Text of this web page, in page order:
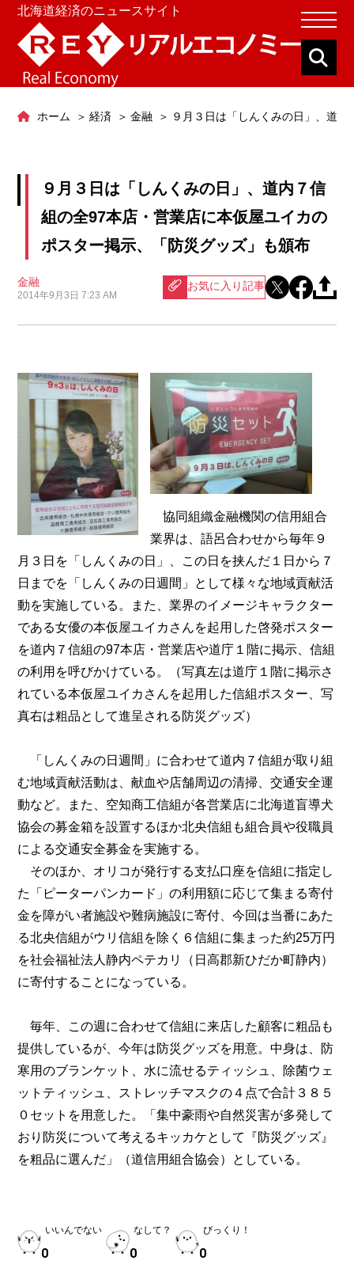
北海道経済のニュースサイト
ホーム 経済 金融 ９月３日は「しんくみの日」、道
９月３日は「しんくみの日」、道内７信
組の全97本店・営業店に本仮屋ユイカの
ポスター掲示、「防災グッズ」も頒布
金融
2014年9月3日 7:23 AM
お気に入り記事
協同組織金融機関の信用組合
業界は、語呂合わせから毎年９
月３日を「しんくみの日」、この日を挟んだ１日から７
日までを「しんくみの日週間」として様々な地域貢献活
動を実施している。また、業界のイメージキャラクター
である女優の本仮屋ユイカさんを起用した啓発ポスター
を道内７信組の97本店・営業店や道庁１階に掲示、信組
の利用を呼びかけている。（写真左は道庁１階に掲示さ
れている本仮屋ユイカさんを起用した信組ポスター、写
真右は粗品として進呈される防災グッズ）
「しんくみの日週間」に合わせて道内７信組が取り組
む地域貢献活動は、献血や店舗周辺の清掃、交通安全運
動など。また、空知商工信組が各営業店に北海道盲導犬
協会の募金箱を設置するほか北央信組も組合員や役職員
による交通安全募金を実施する。
そのほか、オリコが発行する支払口座を信組に指定し
た「ピーターパンカード」の利用額に応じて集まる寄付
金を障がい者施設や難病施設に寄付、今回は当番にあた
る北央信組がウリ信組を除く６信組に集まった約25万円
を社会福祉法人静内ペテカリ（日高郡新ひだか町静内）
に寄付することになっている。
毎年、この週に合わせて信組に来店した顧客に粗品も
提供しているが、今年は防災グッズを用意。中身は、防
寒用のブランケット、水に流せるティッシュ、除菌ウェ
ットティッシュ、ストレッチマスクの４点で合計３８５
０セットを用意した。「集中豪雨や自然災害が多発して
おり防災について考えるキッカケとして『防災グッズ』
を粗品に選んだ」（道信用組合協会）としている。
いいんでない
0
なして？
0
びっくり！
0